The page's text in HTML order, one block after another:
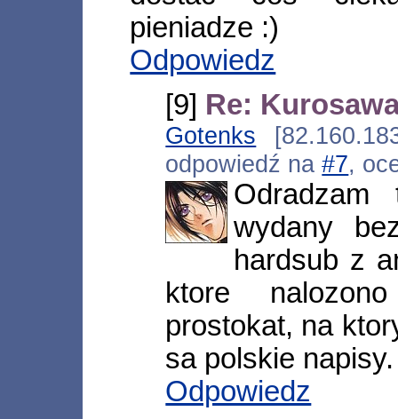
pieniadze :)
Odpowiedz
[9] Re:
Gotenks
odpowiedź na#7,
wydany
hardsub z
ktore
prostokat, na
sa polskie napisy.
Odpowiedz